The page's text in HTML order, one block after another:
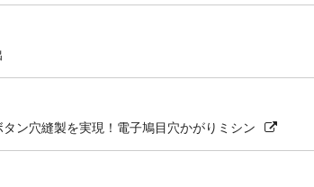
ン穴縫製を実現！電子鳩目穴かがりミシン